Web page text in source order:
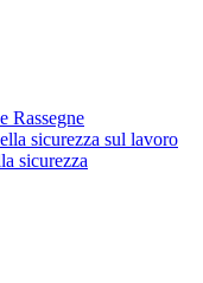
Rassegne
sicurezza sul lavoro
sicurezza